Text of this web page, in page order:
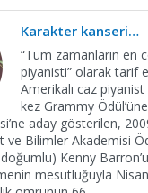
Karakter kanseri…
“Tüm zamanların en
piyanisti” olarak tarif
Amerikalı caz piyanist
kez Grammy
aday gösterilen,
ve Bilimler Akademisi
Kenny
mesutluğuyla Nisan